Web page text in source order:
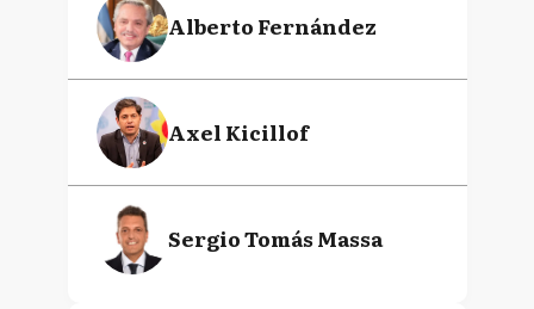
Alberto Fernández
Axel Kicillof
Sergio Tomás Massa